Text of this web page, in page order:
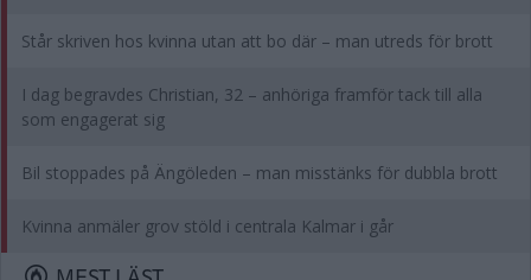
Står skriven hos kvinna utan att bo där – man utreds för brott
I dag begravdes Christian, 32 – anhöriga framför tack till alla
som engagerat sig
Bil stoppades på Ängöleden – man misstänks för dubbla brott
Kvinna anmäler grov stöld i centrala Kalmar i går